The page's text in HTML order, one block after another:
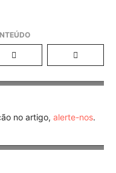
no artigo, alerte-nos.